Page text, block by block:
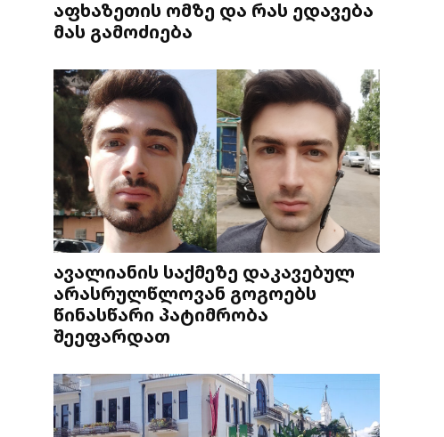
აფხაზეთის ომზე და რას ედავება
მას გამოძიება
ავალიანის საქმეზე დაკავებულ
არასრულწლოვან გოგოებს
წინასწარი პატიმრობა
შეეფარდათ